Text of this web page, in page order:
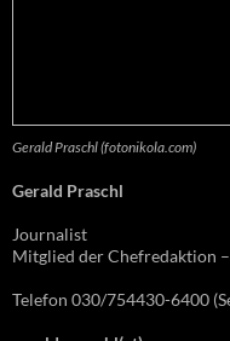
Gerald Praschl (fotonikola.com)
Gerald Praschl
Journalist
Mitglied der Chefredaktion
Telefon 030/754430-6400